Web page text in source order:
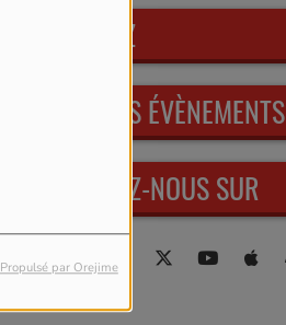
Propulsé par Orejime
PARTICIPEZ
PROCHAINS ÉVÈNEMENTS
RETROUVEZ-NOUS SUR